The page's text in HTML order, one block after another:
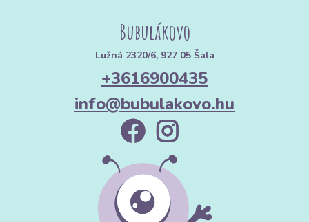
Bubulákovo
Lužná 2320/6, 927 05 Šala
+3616900435
info@bubulakovo.hu